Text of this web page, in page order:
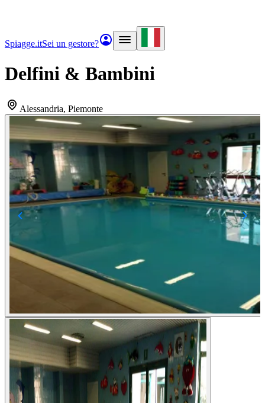
Spiagge.itSei un gestore?
Delfini & Bambini
Alessandria, Piemonte